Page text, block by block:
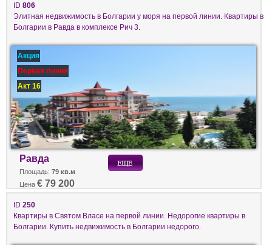
ID 806
Элитная недвижимость в Болгарии у моря на первой линии. Квартиры в
Болгарии в Равда в комплексе Рич 3.
Акция
Первая линия
Акт 16
Равда
Площадь: 79 кв.м
Цена € 79 200
ID 250
Квартиры в Святом Власе на первой линии. Недорогие квартиры в
Болгарии. Купить недвижимость в Болгарии недорого.